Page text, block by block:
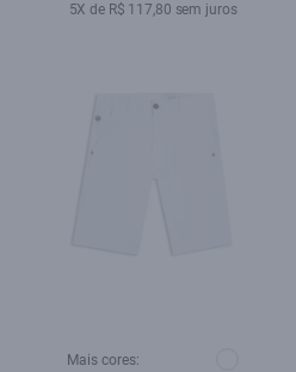
5X de R$ 117,80 sem juros
Mais cores: